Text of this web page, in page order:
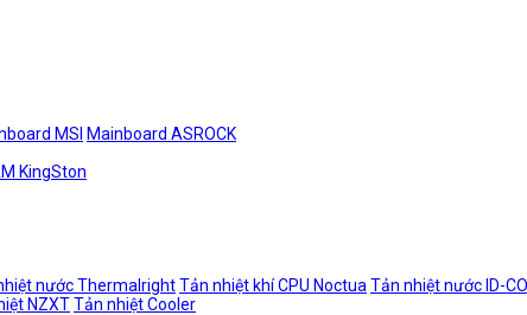
MSI Mainboard ASROCK
KingSton
nước ThermalrightTản nhiệt khí CPU Noctua Tản nhiệt nước ID-
NZXTTản nhiệt Cooler